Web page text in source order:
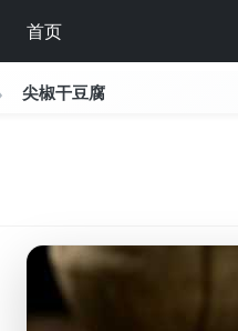
首页
尖椒干豆腐